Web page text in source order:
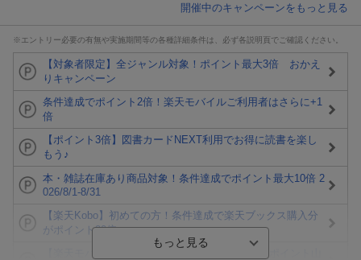
開催中のキャンペーンをもっと見る
※エントリー必要の有無や実施期間等の各種詳細条件は、必ず各説明頁でご確認ください。
【対象者限定】全ジャンル対象！ポイント最大3倍 おかえ
りキャンペーン
条件達成でポイント2倍！楽天モバイルご利用者はさらに+1
倍
【ポイント3倍】図書カードNEXT利用でお得に読書を楽し
もう♪
本・雑誌在庫あり商品対象！条件達成でポイント最大10倍 2
026/8/1-8/31
【楽天Kobo】初めての方！条件達成で楽天ブックス購入分
がポイント20倍